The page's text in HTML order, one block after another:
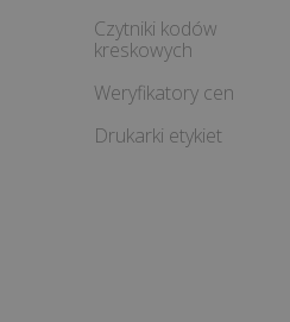
Czytniki kodów
kreskowych
Weryfikatory cen
Drukarki etykiet